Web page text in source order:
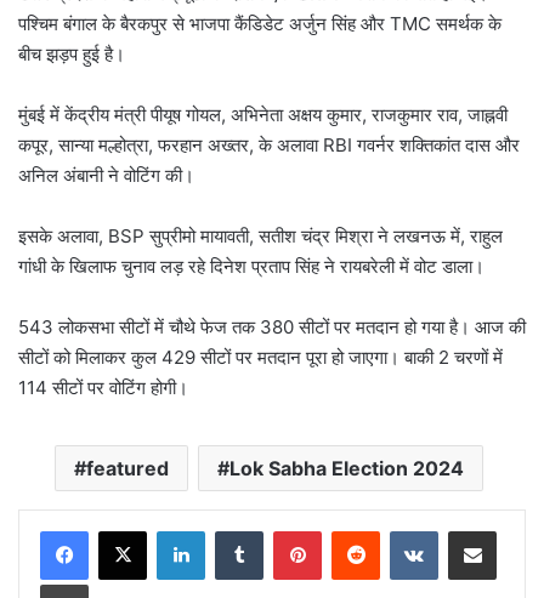
पश्चिम बंगाल के बैरकपुर से भाजपा कैंडिडेट अर्जुन सिंह और TMC समर्थक के
बीच झड़प हुई है।
मुंबई में केंद्रीय मंत्री पीयूष गोयल, अभिनेता अक्षय कुमार, राजकुमार राव, जाह्नवी
कपूर, सान्या मल्होत्रा, फरहान अख्तर, के अलावा RBI गवर्नर शक्तिकांत दास और
अनिल अंबानी ने वोटिंग की।
इसके अलावा, BSP सुप्रीमो मायावती, सतीश चंद्र मिश्रा ने लखनऊ में, राहुल
गांधी के खिलाफ चुनाव लड़ रहे दिनेश प्रताप सिंह ने रायबरेली में वोट डाला।
543 लोकसभा सीटों में चौथे फेज तक 380 सीटों पर मतदान हो गया है। आज की
सीटों को मिलाकर कुल 429 सीटों पर मतदान पूरा हो जाएगा। बाकी 2 चरणों में
114 सीटों पर वोटिंग होगी।
featured Lok Sabha Election 2024
LinkedInTumblr PinterestReddit VKontakteShare via Email
Print